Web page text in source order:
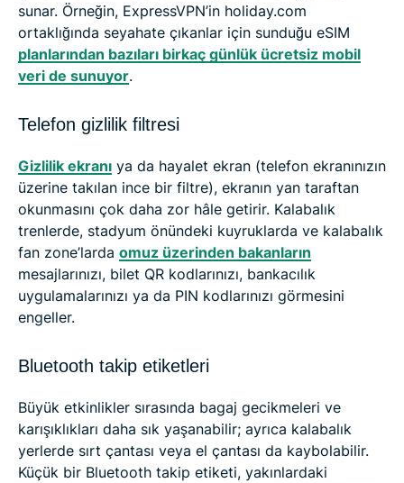
sunar. Örneğin, ExpressVPN’in holiday.com
ortaklığında seyahate çıkanlar için sunduğu eSIM
planlarından bazıları birkaç günlük ücretsiz mobil
veri de sunuyor.
Telefon gizlilik filtresi
Gizlilik ekranı ya da hayalet ekran (telefon ekranınızın
üzerine takılan ince bir filtre), ekranın yan taraftan
okunmasını çok daha zor hâle getirir. Kalabalık
trenlerde, stadyum önündeki kuyruklarda ve kalabalık
fan zone’larda omuz üzerinden bakanların
mesajlarınızı, bilet QR kodlarınızı, bankacılık
uygulamalarınızı ya da PIN kodlarınızı görmesini
engeller.
Bluetooth takip etiketleri
Büyük etkinlikler sırasında bagaj gecikmeleri ve
karışıklıkları daha sık yaşanabilir; ayrıca kalabalık
yerlerde sırt çantası veya el çantası da kaybolabilir.
Küçük bir Bluetooth takip etiketi, yakınlardaki